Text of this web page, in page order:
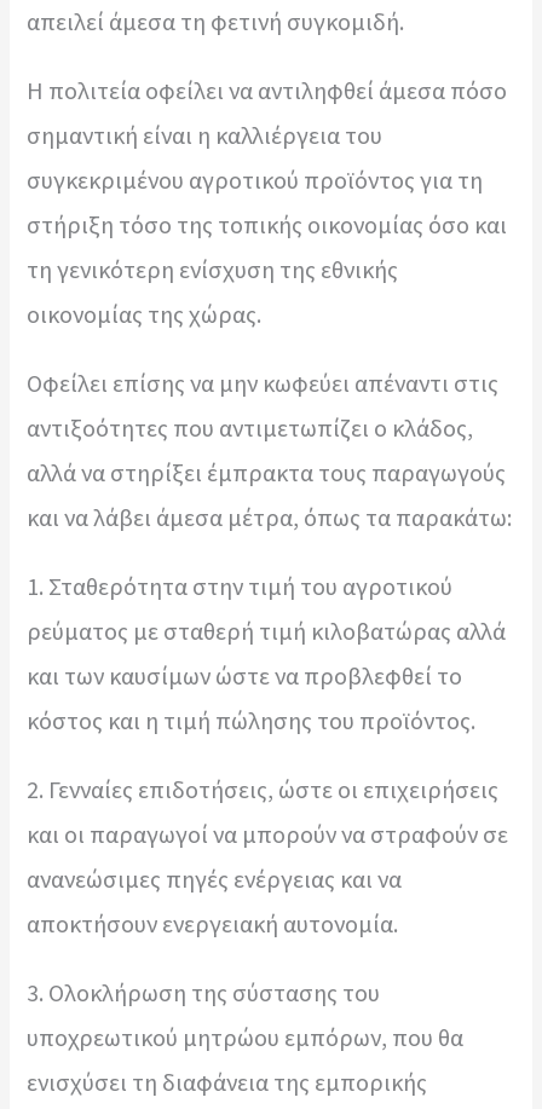
απειλεί άμεσα τη φετινή συγκομιδή.
Η πολιτεία οφείλει να αντιληφθεί άμεσα πόσο
σημαντική είναι η καλλιέργεια του
συγκεκριμένου αγροτικού προϊόντος για τη
στήριξη τόσο της τοπικής οικονομίας όσο και
τη γενικότερη ενίσχυση της εθνικής
οικονομίας της χώρας.
Οφείλει επίσης να μην κωφεύει απέναντι στις
αντιξοότητες που αντιμετωπίζει ο κλάδος,
αλλά να στηρίξει έμπρακτα τους παραγωγούς
και να λάβει άμεσα μέτρα, όπως τα παρακάτω:
1️. Σταθερότητα στην τιμή του αγροτικού
ρεύματος με σταθερή τιμή κιλοβατώρας αλλά
και των καυσίμων ώστε να προβλεφθεί το
κόστος και η τιμή πώλησης του προϊόντος.
2️. Γενναίες επιδοτήσεις, ώστε οι επιχειρήσεις
και οι παραγωγοί να μπορούν να στραφούν σε
ανανεώσιμες πηγές ενέργειας και να
αποκτήσουν ενεργειακή αυτονομία.
3️. Ολοκλήρωση της σύστασης του
υποχρεωτικού μητρώου εμπόρων, που θα
ενισχύσει τη διαφάνεια της εμπορικής